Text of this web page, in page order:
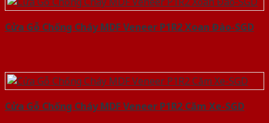
Cửa Gỗ Chống Cháy MDF Veneer P1R2 Xoan Đào-SGD
Cửa Gỗ Chống Cháy MDF Veneer P1R2 Căm Xe-SGD